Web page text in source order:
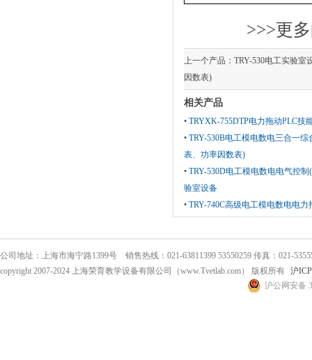
>>>更
上一个产品： TRY-530电工实验室
因数表)
相关产品
• TRYXK-755DTP电力拖动PLC技
• TRY-530B电工模电数电三合一
表、功率因数表)
• TRY-530D电工模电数电电气控
验室设备
• TRY-740C高级电工模电数电电力
公司地址：上海市海宁路1399号 销售热线：021-63811399 53550259 传真：021-
copyright 2007-2024 上海荣育教学设备有限公司（www.Tvetlab.com） 版权所有 沪
沪公网安备